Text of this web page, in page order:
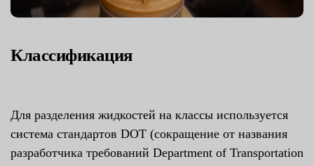
Классификация
Для разделения жидкостей на классы используется
система стандартов DOT (сокращение от названия
разработчика требований Department of Transportation